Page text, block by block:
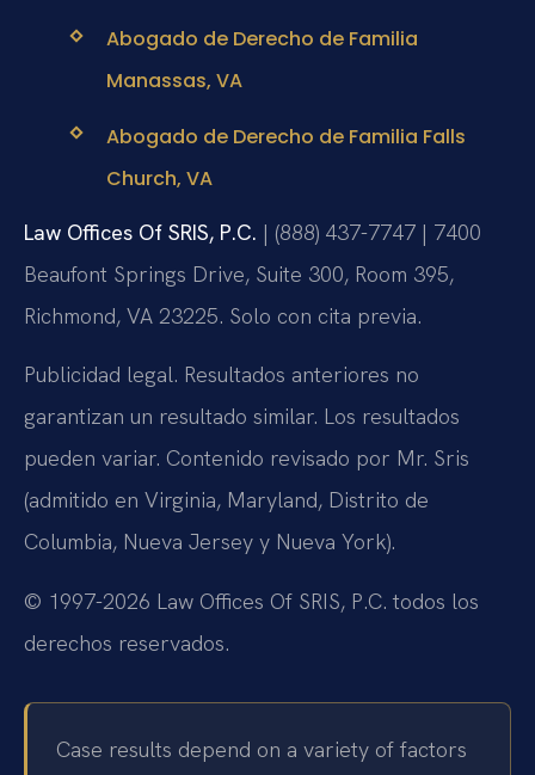
Abogado de Derecho de Familia
Manassas, VA
Abogado de Derecho de Familia Falls
Church, VA
Law Offices Of SRIS, P.C. | (888) 437-7747 | 7400
Beaufont Springs Drive, Suite 300, Room 395,
Richmond, VA 23225. Solo con cita previa.
Publicidad legal. Resultados anteriores no
garantizan un resultado similar. Los resultados
pueden variar. Contenido revisado por Mr. Sris
(admitido en Virginia, Maryland, Distrito de
Columbia, Nueva Jersey y Nueva York).
© 1997-2026 Law Offices Of SRIS, P.C. todos los
derechos reservados.
Case results depend on a variety of factors